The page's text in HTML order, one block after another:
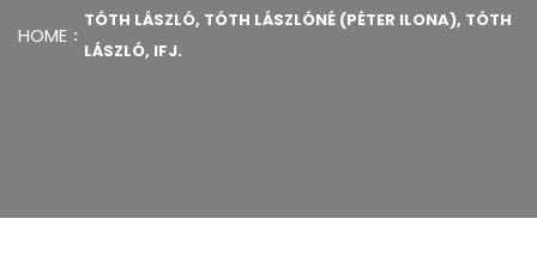
HOME
TÓTH LÁSZLÓ, TÓTH LÁSZLÓNÉ (PÉTER ILONA), TÓTH
LÁSZLÓ, IFJ.